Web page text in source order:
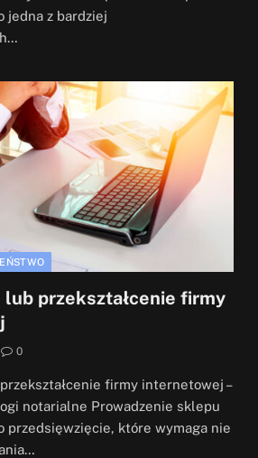
jedna z bardziej
lub przekształcenie firmy
0
firmy internetowej –
notarialne Prowadzenie sklepu
przedsięwzięcie, które wymaga nie